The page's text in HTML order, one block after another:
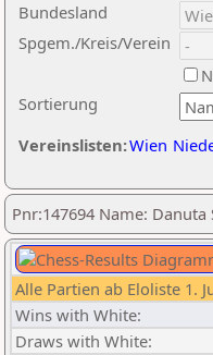
Sortierung
Bundesland
Spgem./Kreis/Verein
Vereinslisten:Wien
Pnr:147694 Name: Danuta
Alle Partien ab Eloliste 1.
Wins with White:
Draws with White: